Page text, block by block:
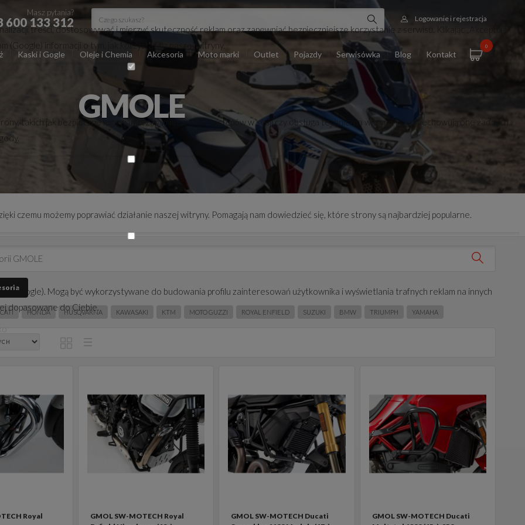
Logowanie i rejestracja
Masz pytania?
600 133 312
0
Kaski i Gogle Oleje i Chemia Akcesoria Moto marki Outlet Pojazdy Serwisówka Blog Kontakt
GMOLE
HONDA HUSQVARNA KAWASAKI KTM MOTO GUZZI ROYAL ENFIELD SUZUKI BMW TRIUMPH YAMAHA
Royal
GMOL SW-MOTECH Royal
GMOL SW-MOTECH Ducati
GMOL SW-MOTECH Ducati
treści, dostosowywać i mierzyć skuteczność reklam oraz zapewniać bezpieczniejsze korzystanie z serwisu. Klikając „Akceptuję
(Google) informacji o tym, jak korzystasz z naszej witryny.
takich jak bezpieczne logowanie, zapamiętywanie postępów w sesji czy obsługa techniczna witryny. Nie przechowują one żadnych
czemu możemy poprawiać działanie naszej witryny. Pomagają nam dowiedzieć się, które strony są najbardziej popularne.
Google). Mogą być wykorzystywane do budowania profilu zainteresowań użytkownika i wyświetlania trafnych reklam na innych
dopasowane do Ciebie.